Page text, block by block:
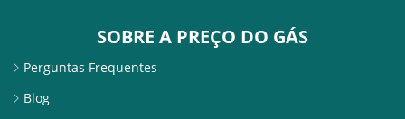
SOBRE A PREÇO DO GÁS
Perguntas Frequentes
Blog